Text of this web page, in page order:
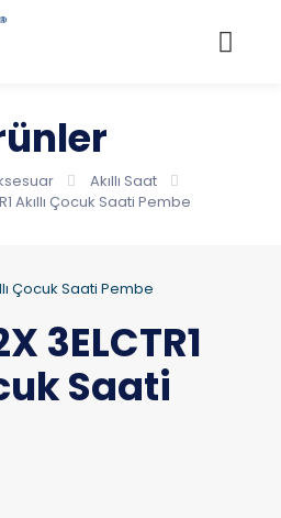
Akıllı Saat
Akıllı Çocuk Saati Pembe
3ELCTR1
Saati